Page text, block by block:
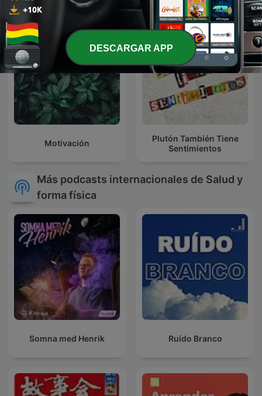
Motivación
Plutón También Tiene
Sentimientos
Más podcasts internacionales de Salud y
forma física
Somna med Henrik Ruído Branco
DESCARGAR APP